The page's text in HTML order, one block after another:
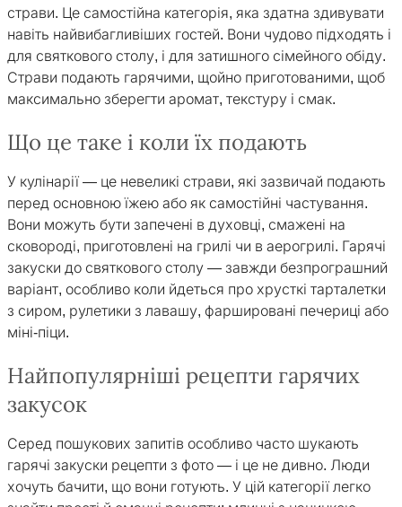
страви. Це самостійна категорія, яка здатна здивувати
навіть найвибагливіших гостей. Вони чудово підходять і
для святкового столу, і для затишного сімейного обіду.
Страви подають гарячими, щойно приготованими, щоб
максимально зберегти аромат, текстуру і смак.
Що це таке і коли їх подають
У кулінарії — це невеликі страви, які зазвичай подають
перед основною їжею або як самостійні частування.
Вони можуть бути запечені в духовці, смажені на
сковороді, приготовлені на грилі чи в аерогрилі. Гарячі
закуски до святкового столу — завжди безпрограшний
варіант, особливо коли йдеться про хрусткі тарталетки
з сиром, рулетики з лавашу, фаршировані печериці або
міні-піци.
Найпопулярніші рецепти гарячих
закусок
Серед пошукових запитів особливо часто шукають
гарячі закуски рецепти з фото — і це не дивно. Люди
хочуть бачити, що вони готують. У цій категорії легко